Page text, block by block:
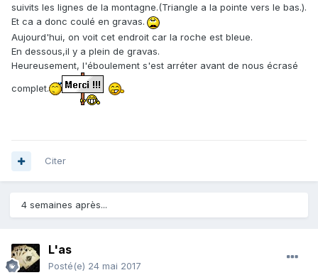
suivits les lignes de la montagne.(Triangle a la pointe vers le bas.).
Et ca a donc coulé en gravas.
Aujourd'hui, on voit cet endroit car la roche est bleue.
En dessous,il y a plein de gravas.
Heureusement, l'éboulement s'est arréter avant de nous écrasé
complet.
Citer
4 semaines après...
L'as
Posté(e) 24 mai 2017